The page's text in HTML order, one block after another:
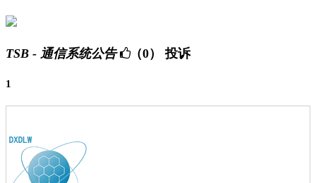
TSB - 通信系统公告 （0） 投诉
1